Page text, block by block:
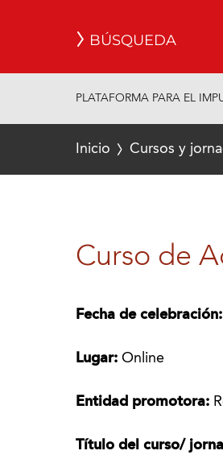
BÚSQUEDA
PLATAFORMA PARA EL
Inicio Cursos y
Curso de
Fecha de celebración:
Lugar:Online
Entidad promotora:
Título del curso/